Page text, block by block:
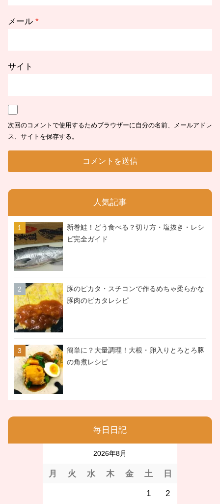
メール *
サイト
次回のコメントで使用するためブラウザーに自分の名前、メールアドレ
ス、サイトを保存する。
人気記事
新巻鮭！どう食べる？切り方・塩抜き・レシ
ピ完全ガイド
豚のピカタ・スチコンで作るめちゃ柔らかな
豚肉のピカタレシピ
簡単に？大量調理！大根・卵入りとろとろ豚
の角煮レシピ
毎日日記
2026年8月
月 火 水 木 金 土 日
1 2